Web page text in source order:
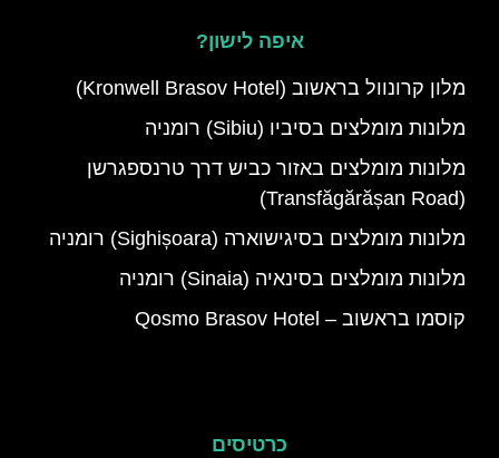
איפה לישון?
מלון קרונוול בראשוב (Kronwell Brasov Hotel)
מלונות מומלצים בסיביו (Sibiu) רומניה
מלונות מומלצים באזור כביש דרך טרנספגרשן
(Transfăgărășan Road)
מלונות מומלצים בסיגישוארה (Sighișoara) רומניה
מלונות מומלצים בסינאיה (Sinaia) רומניה
קוסמו בראשוב – Qosmo Brasov Hotel
כרטיסים